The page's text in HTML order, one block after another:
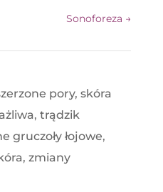
Sonoforeza →
pory, skóra
, trądzik
gruczoły łojowe,
, zmiany